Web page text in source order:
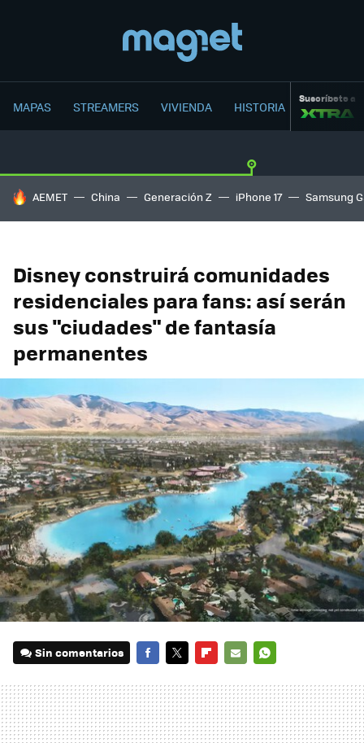
MAPAS STREAMERS VIVIENDA HISTORIA Suscríbete a
HOY SE HABLA DE
AEMET China Generación Z iPhone 17 Samsung
Disney construirá comunidades
residenciales para fans: así serán
sus "ciudades" de fantasía
permanentes
Sin comentarios
MAIL